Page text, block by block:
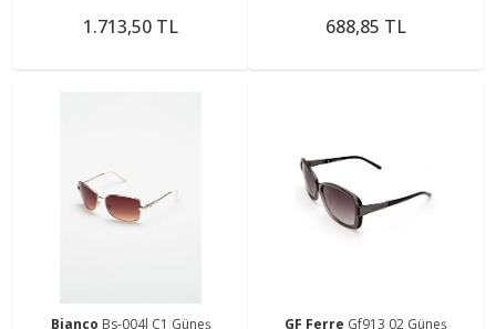
1.713,50 TL 688,85 TL
Bianco Bs-004l C1 Güneş
GF Ferre Gf913 02 Güneş